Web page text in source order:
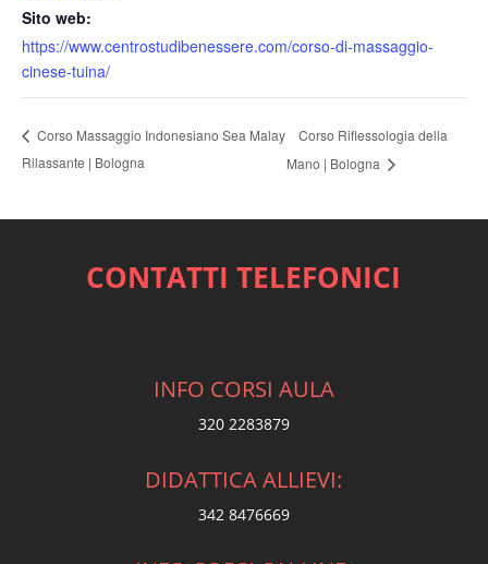
Sito web:
https://www.centrostudibenessere.com/corso-di-massaggio-
cinese-tuina/
Corso Massaggio Indonesiano Sea Malay
Rilassante | Bologna
Corso Riflessologia della
Mano | Bologna
CONTATTI TELEFONICI
INFO CORSI AULA
320 2283879
DIDATTICA ALLIEVI:
342 8476669